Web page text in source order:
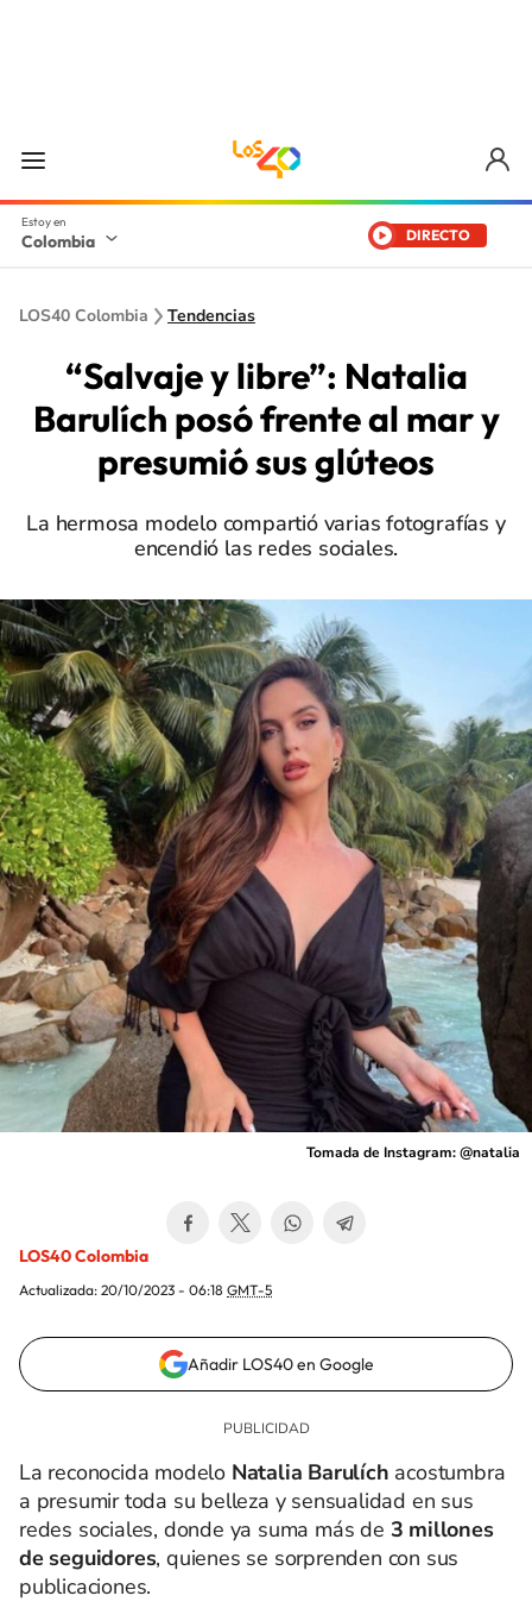
Colombia DIRECTO
LOS40 Colombia Tendencias
“Salvaje y libre”: Natalia
Barulích posó frente al mar y
presumió sus glúteos
La hermosa modelo compartió varias fotografías y
encendió las redes sociales.
Tomada de Instagram: @natalia
LOS40 Colombia
Actualizada: 20/10/2023 - 06:18 GMT-5
Añadir LOS40 en Google
La reconocida modelo Natalia Barulích acostumbra
a presumir toda su belleza y sensualidad en sus
redes sociales, donde ya suma más de 3 millones
de seguidores, quienes se sorprenden con sus
publicaciones.